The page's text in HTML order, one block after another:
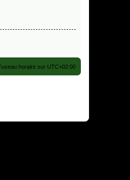
horaire sur UTC+02:00